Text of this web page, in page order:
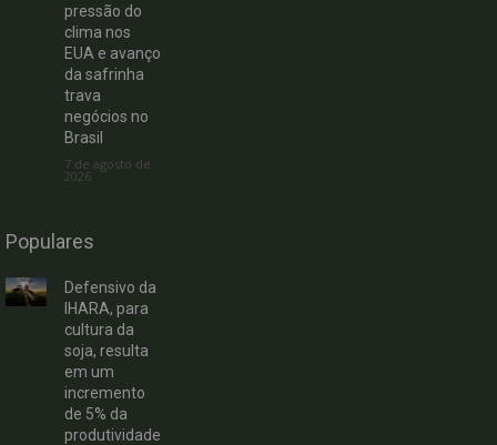
pressão do
clima nos
EUA e avanço
da safrinha
trava
negócios no
Brasil
7 de agosto de
2026
Populares
Defensivo da
IHARA, para
cultura da
soja, resulta
em um
incremento
de 5% da
produtividade